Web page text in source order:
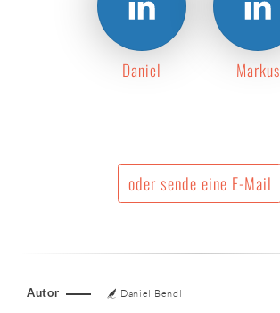
Daniel Markus
oder sende eine E-Mail
Autor Daniel Bendl